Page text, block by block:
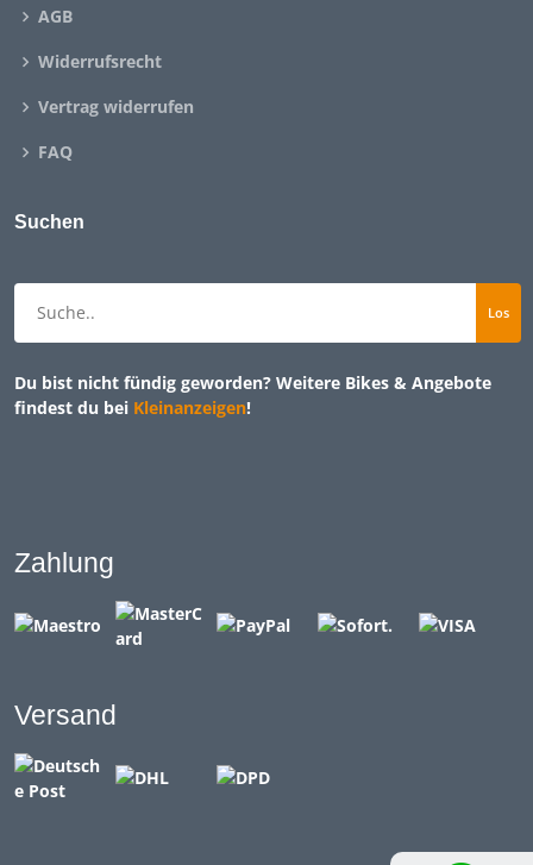
AGB
Widerrufsrecht
Vertrag widerrufen
FAQ
Suchen
Du bist nicht fündig geworden? Weitere Bikes & Angebote
findest du bei Kleinanzeigen!
Zahlung
Versand